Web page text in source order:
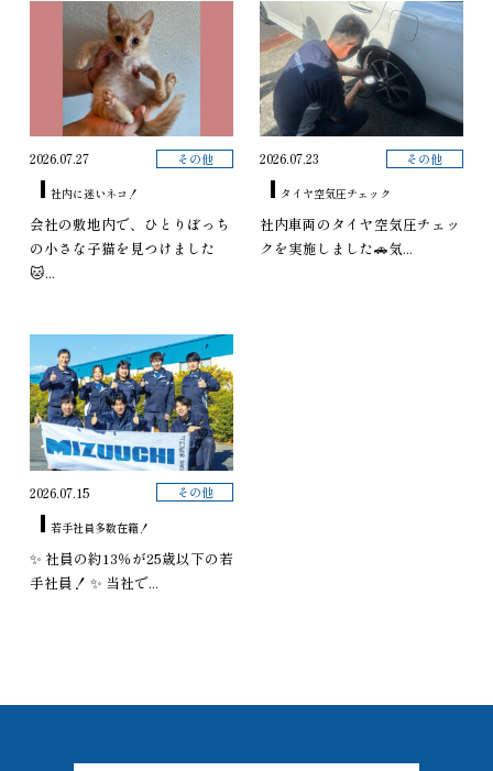
2026.07.27 その他
社内に迷いネコ！
会社の敷地内で、ひとりぼっち
の小さな子猫を見つけました
🐱...
2026.07.23 その他
タイヤ空気圧チェック
社内車両のタイヤ空気圧チェッ
クを実施しました🚗気...
2026.07.15 その他
若手社員多数在籍！
✨ 社員の約13％が25歳以下の若
手社員！ ✨ 当社で...